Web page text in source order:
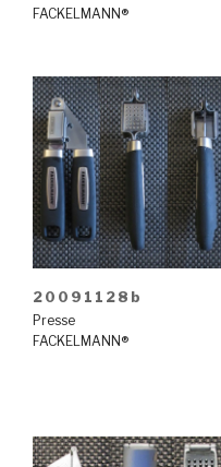
FACKELMANN®
20091128b
Presse
FACKELMANN®